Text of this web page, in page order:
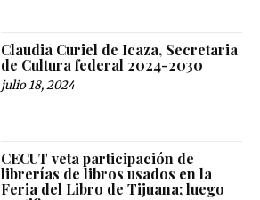
Claudia Curiel de Icaza, Secretaria
de Cultura federal 2024-2030
julio 18, 2024
CECUT veta participación de
librerías de libros usados en la
Feria del Libro de Tijuana; luego